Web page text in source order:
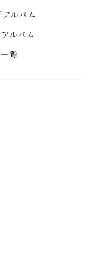
ルバム
ルバム
覧